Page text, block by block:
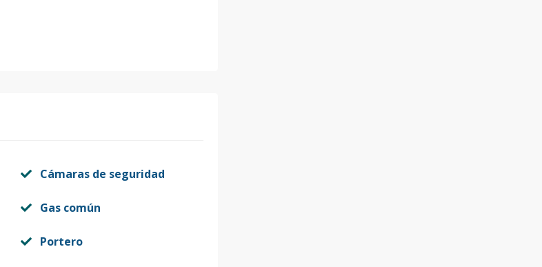
Cámaras de seguridad
Gas común
Portero